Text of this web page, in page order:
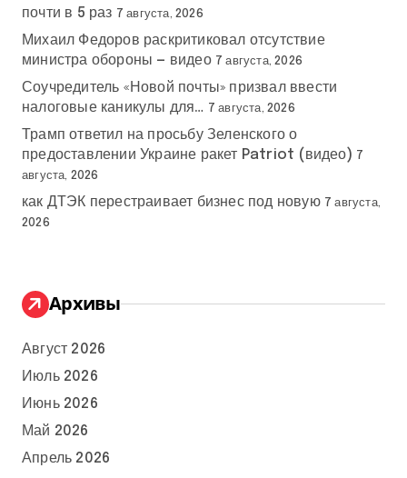
почти в 5 раз 7 августа, 2026
Михаил Федоров раскритиковал отсутствие
министра обороны — видео 7 августа, 2026
Соучредитель «Новой почты» призвал ввести
налоговые каникулы для… 7 августа, 2026
Трамп ответил на просьбу Зеленского о
предоставлении Украине ракет Patriot (видео) 7
августа, 2026
как ДТЭК перестраивает бизнес под новую 7 августа,
2026
Архивы
Август 2026
Июль 2026
Июнь 2026
Май 2026
Апрель 2026